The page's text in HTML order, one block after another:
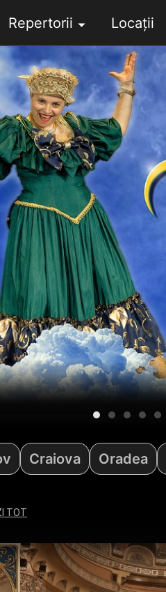
Repertorii 󰍝 Locații
Craiova Oradea
TOT